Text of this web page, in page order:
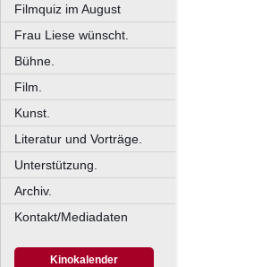
Filmquiz im August
Frau Liese wünscht.
Bühne.
Film.
Kunst.
Literatur und Vorträge.
Unterstützung.
Archiv.
Kontakt/Mediadaten
Kinokalender